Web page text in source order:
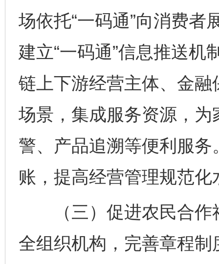
场依托“一码通”向消费者
建立“一码通”信息推送
链上下游经营主体、金融
场景，集成服务资源，
警、产品追溯等便利服
账，提高经营管理规范化
（三）促进农民合作
全组织机构，完善章程